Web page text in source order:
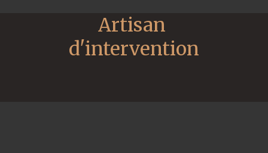
Artisan
d'intervention